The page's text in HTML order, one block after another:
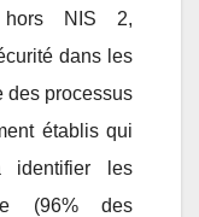
hors NIS 2,
dans les
des processus
établis qui
identifier les
(96% des